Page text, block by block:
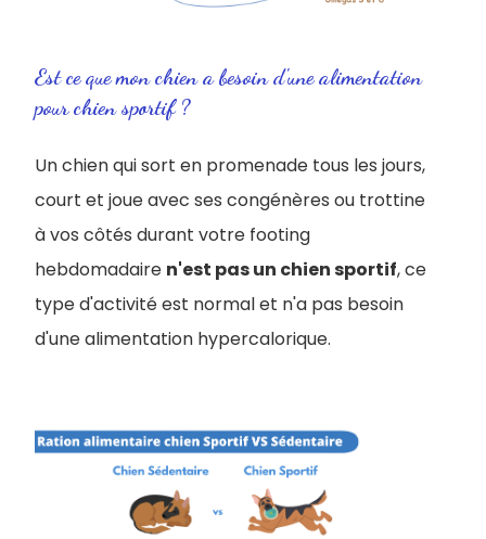
Est ce que mon chien a besoin d'une alimentation
pour chien sportif ?
Un chien qui sort en promenade tous les jours,
court et joue avec ses congénères ou trottine
à vos côtés durant votre footing
hebdomadaire n'est pas un chien sportif, ce
type d'activité est normal et n'a pas besoin
d'une alimentation hypercalorique.